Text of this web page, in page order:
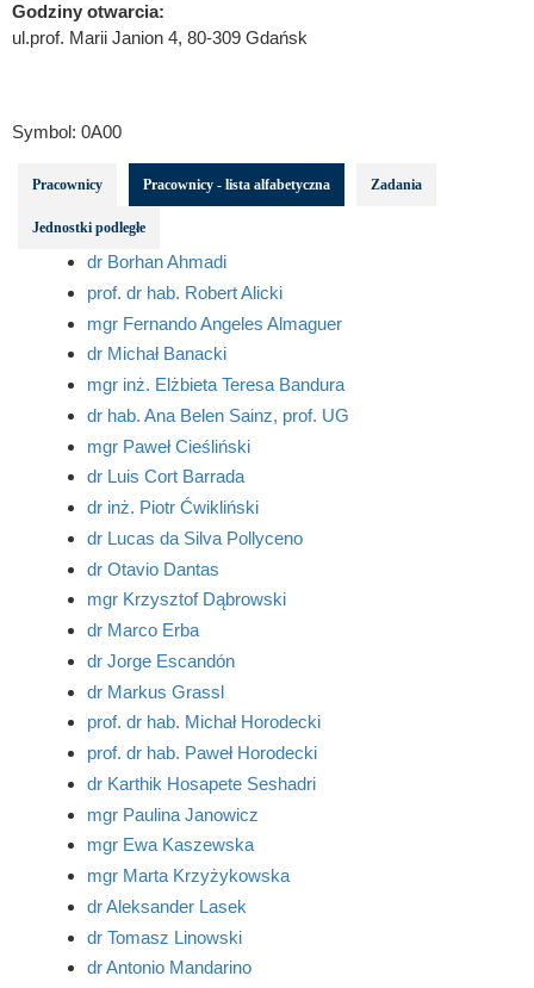
Godziny otwarcia:
ul.prof. Marii Janion 4, 80-309 Gdańsk
Symbol: 0A00
Pracownicy Pracownicy - lista alfabetyczna Zadania
Jednostki podległe
dr Borhan Ahmadi
prof. dr hab. Robert Alicki
mgr Fernando Angeles Almaguer
dr Michał Banacki
mgr inż. Elżbieta Teresa Bandura
dr hab. Ana Belen Sainz, prof. UG
mgr Paweł Cieśliński
dr Luis Cort Barrada
dr inż. Piotr Ćwikliński
dr Lucas da Silva Pollyceno
dr Otavio Dantas
mgr Krzysztof Dąbrowski
dr Marco Erba
dr Jorge Escandón
dr Markus Grassl
prof. dr hab. Michał Horodecki
prof. dr hab. Paweł Horodecki
dr Karthik Hosapete Seshadri
mgr Paulina Janowicz
mgr Ewa Kaszewska
mgr Marta Krzyżykowska
dr Aleksander Lasek
dr Tomasz Linowski
dr Antonio Mandarino